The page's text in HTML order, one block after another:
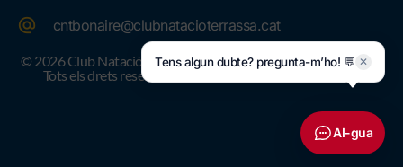
cntbonaire@clubnatacioterrassa.cat
© 2026 Club Natació Terrassa.
Tots els drets reservats
AI-gua
Tens algun dubte? pregunta-m’ho! 💬 ✕